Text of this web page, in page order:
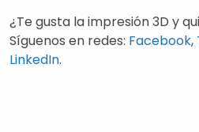
¿Te gusta la impresión 3D y
Síguenos en redes: Facebook,
LinkedIn.